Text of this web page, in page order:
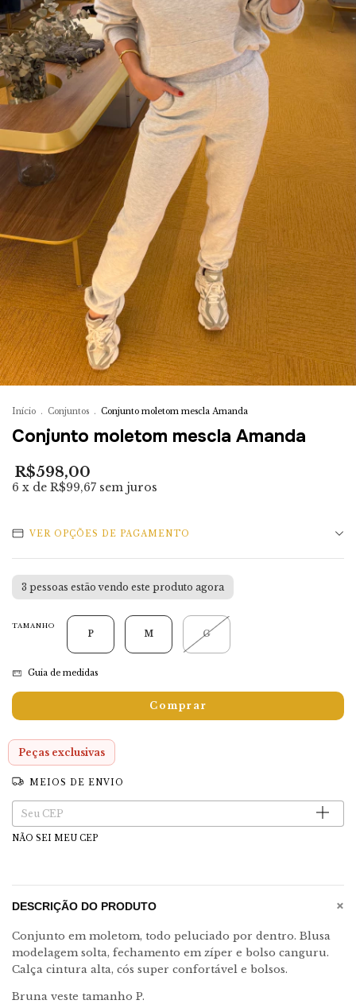
Início . Conjuntos . Conjunto moletom mescla Amanda
Conjunto moletom mescla Amanda
R$598,00
6 x de R$99,67 sem juros
VER OPÇÕES DE PAGAMENTO
3 pessoas estão vendo este produto agora
TAMANHO
P M G
Guia de medidas
Peças exclusivas
MEIOS DE ENVIO
Entregas para o CEP: Alterar CEP
NÃO SEI MEU CEP
DESCRIÇÃO DO PRODUTO +
Conjunto em moletom, todo peluciado por dentro. Blusa
modelagem solta, fechamento em zíper e bolso canguru.
Calça cintura alta, cós super confortável e bolsos.
Bruna veste tamanho P.